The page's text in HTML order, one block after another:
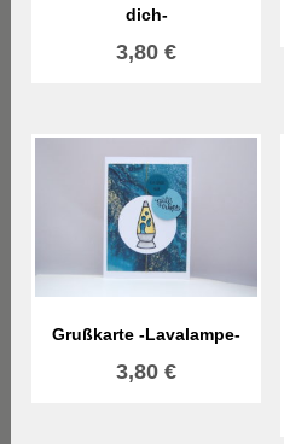
dich-
3,80€
Grußkarte -Lavalampe-
3,80€